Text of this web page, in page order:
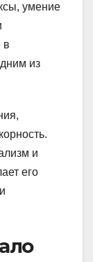
умение
в
из
и
его